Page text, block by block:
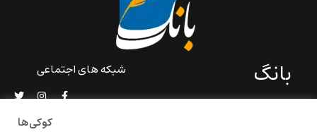
بانگ شبکه های اجتماعی
کوکی‌ها